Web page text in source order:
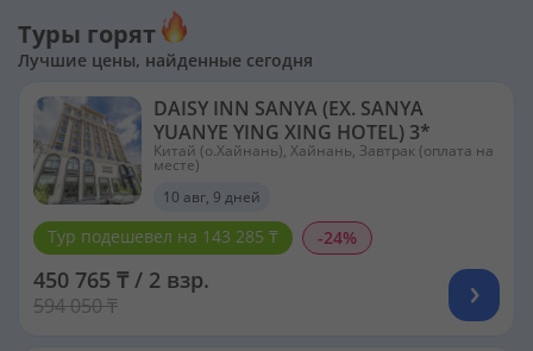
Туры горят
Лучшие цены, найденные сегодня
DAISY INN SANYA (EX. SANYA
YUANYE YING XING HOTEL) 3*
Китай (о.Хайнань), Хайнань, Завтрак (оплата на
месте)
10 авг, 9 дней
Тур подешевел на 143 285 ₸ -24%
450 765 ₸ / 2 взр.
594 050 ₸